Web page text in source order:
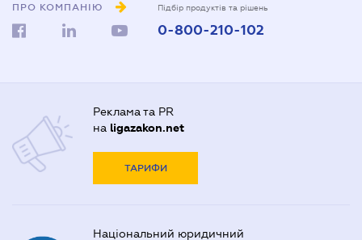
ПРО КОМПАНІЮ Підбір продуктів та рішень
0-800-210-102
Реклама та PR
на ligazakon.net
ТАРИФИ
Національний юридичний